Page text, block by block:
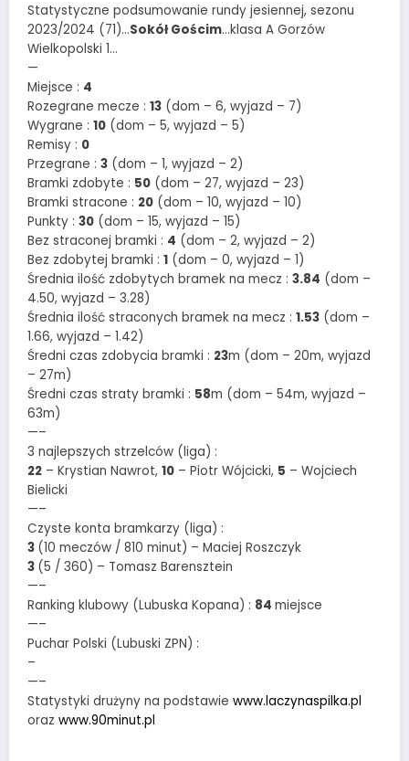
Statystyczne podsumowanie rundy jesiennej, sezonu
2023/2024 (71)…Sokół Gościm…klasa A Gorzów
Wielkopolski 1…
—
Miejsce : 4
Rozegrane mecze : 13 (dom – 6, wyjazd – 7)
Wygrane : 10 (dom – 5, wyjazd – 5)
Remisy : 0
Przegrane : 3 (dom – 1, wyjazd – 2)
Bramki zdobyte : 50 (dom – 27, wyjazd – 23)
Bramki stracone : 20 (dom – 10, wyjazd – 10)
Punkty : 30 (dom – 15, wyjazd – 15)
Bez straconej bramki : 4 (dom – 2, wyjazd – 2)
Bez zdobytej bramki : 1 (dom – 0, wyjazd – 1)
Średnia ilość zdobytych bramek na mecz : 3.84 (dom –
4.50, wyjazd – 3.28)
Średnia ilość straconych bramek na mecz : 1.53 (dom –
1.66, wyjazd – 1.42)
Średni czas zdobycia bramki : 23m (dom – 20m, wyjazd
– 27m)
Średni czas straty bramki : 58m (dom – 54m, wyjazd –
63m)
—–
3 najlepszych strzelców (liga) :
22 – Krystian Nawrot, 10 – Piotr Wójcicki, 5 – Wojciech
Bielicki
—–
Czyste konta bramkarzy (liga) :
3 (10 meczów / 810 minut) – Maciej Roszczyk
3 (5 / 360) – Tomasz Barensztein
—–
Ranking klubowy (Lubuska Kopana) : 84 miejsce
—–
Puchar Polski (Lubuski ZPN) :
–
—–
Statystyki drużyny na podstawie www.laczynaspilka.pl
oraz www.90minut.pl